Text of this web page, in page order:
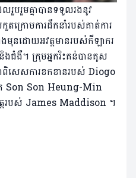
បរួមគ្នាបានទទួលរងនូវ
តក្រោមការដឹកនាំរបស់គាត់ការ
មុនដោយអវត្តមានរបស់កីឡាករ
ងជំងឺ។ ក្រុមអ្នករិះគន់បានគូស
ាពិសេសការខកខានរបស់ Diogo
រ Son Son Heung-Min
តរបស់ James Maddison ។